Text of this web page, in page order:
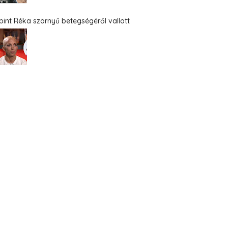
Réka szörnyű betegségéről vallott